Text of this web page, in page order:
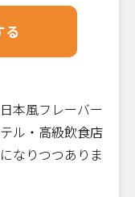
本風フレーバー
ル・高級飲食店
なりつつありま